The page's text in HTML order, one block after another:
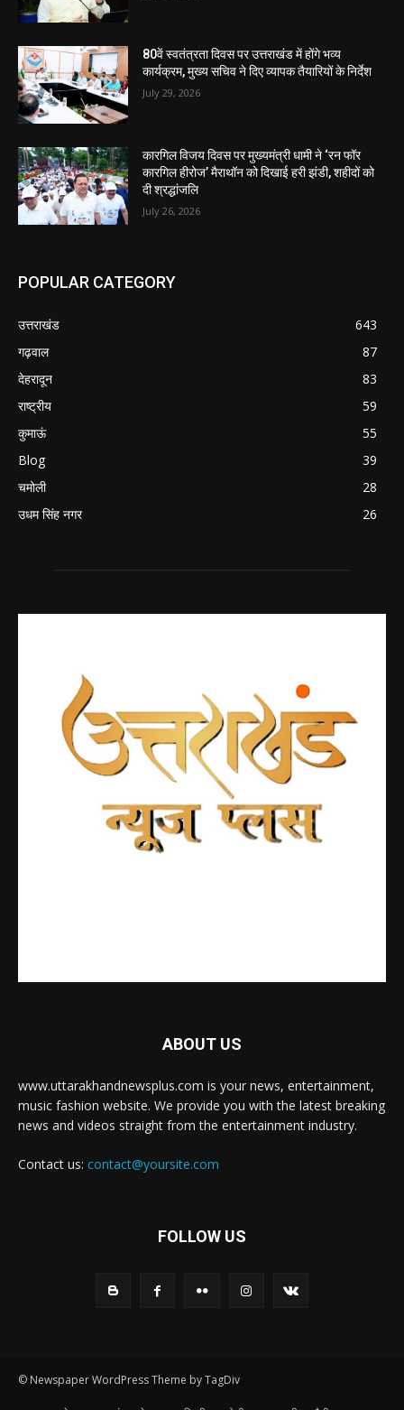
80वें स्वतंत्रता दिवस पर उत्तराखंड में होंगे भव्य
कार्यक्रम, मुख्य सचिव ने दिए व्यापक तैयारियों के निर्देश
July 29, 2026
कारगिल विजय दिवस पर मुख्यमंत्री धामी ने ‘रन फॉर
कारगिल हीरोज’ मैराथॉन को दिखाई हरी झंडी, शहीदों को
दी श्रद्धांजलि
July 26, 2026
POPULAR CATEGORY
उत्तराखंड
643
गढ़वाल
87
देहरादून
83
राष्ट्रीय
59
कुमाऊं
55
Blog
39
चमोली
28
उधम सिंह नगर
26
ABOUT US
www.uttarakhandnewsplus.com is your news, entertainment,
music fashion website. We provide you with the latest breaking
news and videos straight from the entertainment industry.
Contact us: contact@yoursite.com
FOLLOW US
© Newspaper WordPress Theme by TagDiv